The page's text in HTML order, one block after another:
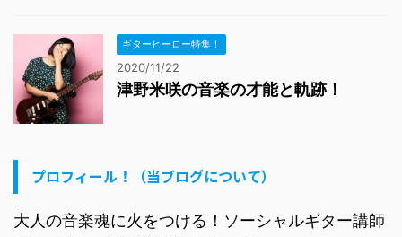
ギターヒーロー特集！
2020/11/22
津野米咲の音楽の才能と軌跡！
プロフィール！（当ブログについて）
大人の音楽魂に火をつける！ソーシャルギター講師